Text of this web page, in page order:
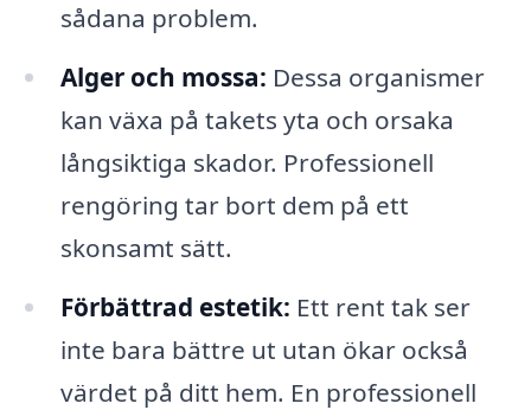
sådana problem.
Alger och mossa: Dessa organismer
kan växa på takets yta och orsaka
långsiktiga skador. Professionell
rengöring tar bort dem på ett
skonsamt sätt.
Förbättrad estetik: Ett rent tak ser
inte bara bättre ut utan ökar också
värdet på ditt hem. En professionell